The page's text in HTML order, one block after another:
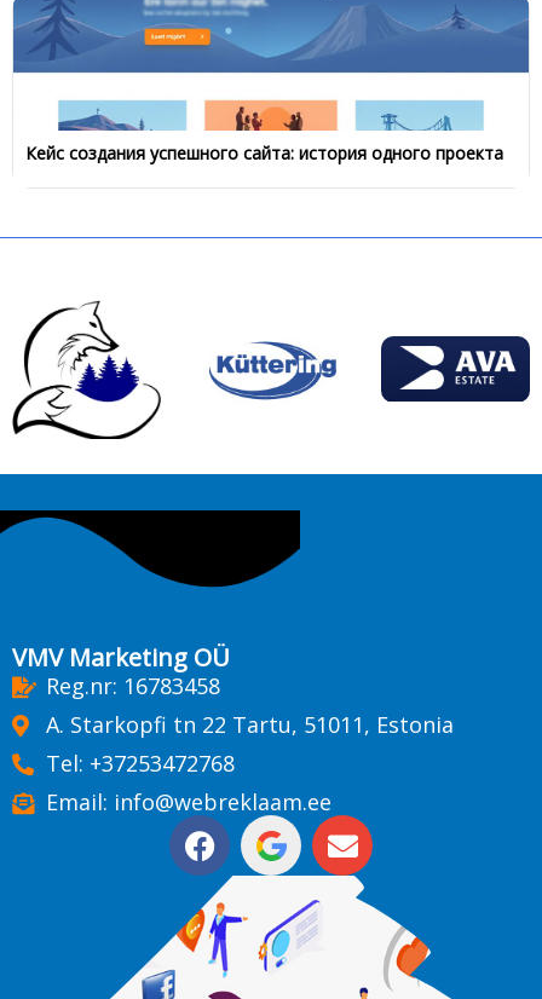
Кейс создания успешного сайта: история одного проекта
VMV Marketing OÜ
Reg.nr: 16783458
A. Starkopfi tn 22 Tartu, 51011, Estonia
Tel: +37253472768
Email: info@webreklaam.ee
F
a
c
e
b
E
n
v